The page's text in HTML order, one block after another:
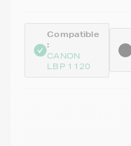
Compatible
:
CANON
LBP 1120